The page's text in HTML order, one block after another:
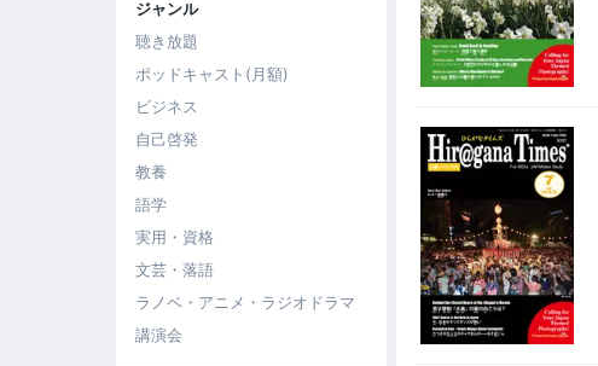
ジャンル
聴き放題
ポッドキャスト(月額)
ビジネス
自己啓発
教養
語学
実用・資格
文芸・落語
ラノベ・アニメ・ラジオドラマ
講演会